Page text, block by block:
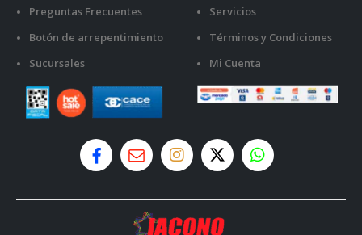
Preguntas Frecuentes
Botón de arrepentimiento
Sucursales
Servicios
Términos y Condiciones
Mi Cuenta